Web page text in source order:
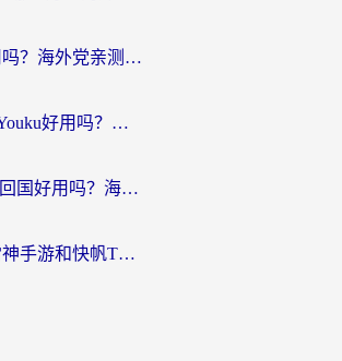
穿梭和快喵好用吗？海外党亲测：小众加速器对比+番茄加速器深度体验
云极和Unblock Youku好用吗？海外党亲测+2026回国加速器避坑指南
ChickCN和海外回国好用吗？海外党2026亲测：从手游到影音，选对加速器的3个关键
海外党必看：雷神手游和快帆TV版好用吗？3步选对回国加速器不踩坑